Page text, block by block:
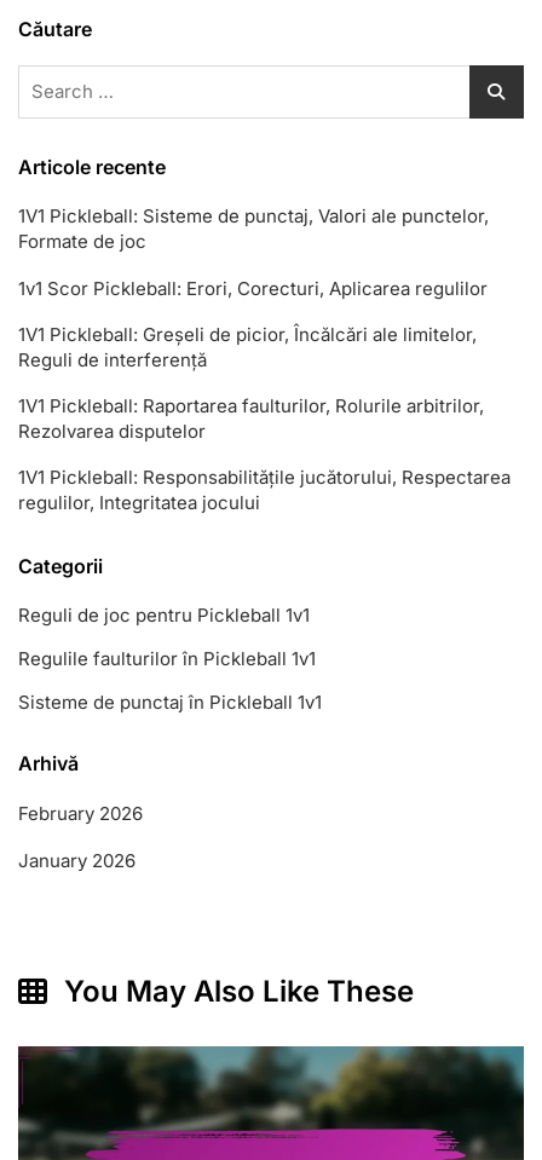
Căutare
Articole recente
1V1 Pickleball: Sisteme de punctaj, Valori ale punctelor,
Formate de joc
1v1 Scor Pickleball: Erori, Corecturi, Aplicarea regulilor
1V1 Pickleball: Greșeli de picior, Încălcări ale limitelor,
Reguli de interferență
1V1 Pickleball: Raportarea faulturilor, Rolurile arbitrilor,
Rezolvarea disputelor
1V1 Pickleball: Responsabilitățile jucătorului, Respectarea
regulilor, Integritatea jocului
Categorii
Reguli de joc pentru Pickleball 1v1
Regulile faulturilor în Pickleball 1v1
Sisteme de punctaj în Pickleball 1v1
Arhivă
February 2026
January 2026
You May Also Like These